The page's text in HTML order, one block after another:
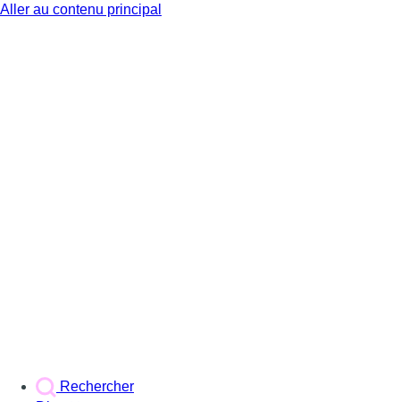
Aller au contenu principal
Rechercher